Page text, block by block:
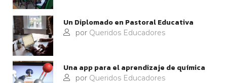
Un Diplomado en Pastoral Educativa
por Queridos Educadores
Una app para el aprendizaje de química
por Queridos Educadores